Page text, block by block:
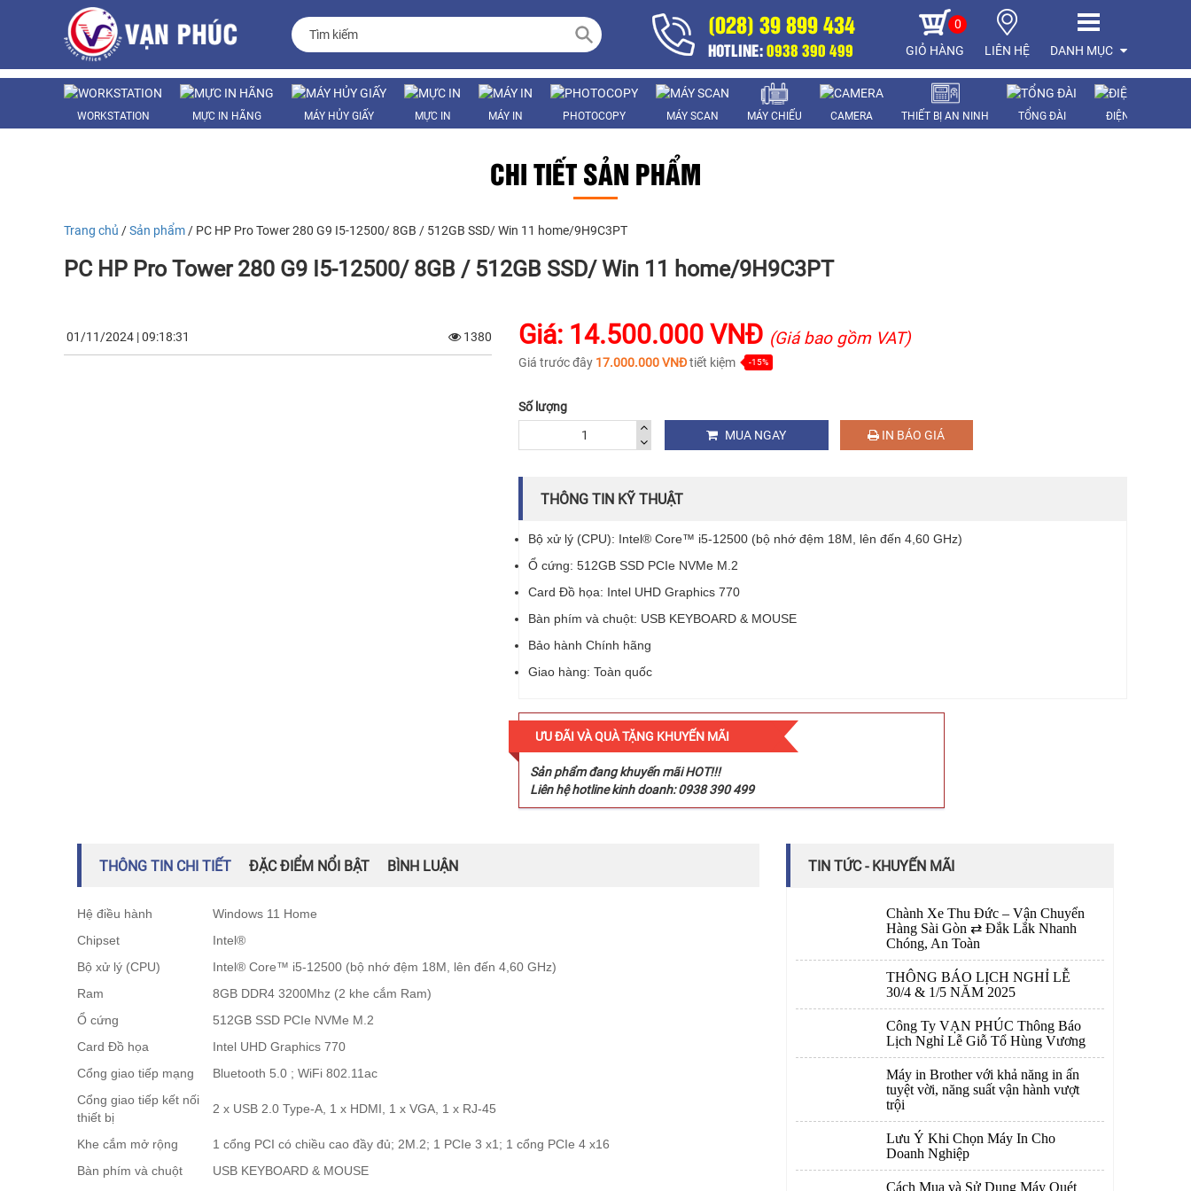
(028) 39 899 434
HOTLINE:0938 390 499
0
GIỎ HÀNG
LIÊN HỆ DANH MỤC
WORKSTATION MỰC IN HÃNG MÁY HỦY GIẤY MỰC IN MÁY IN PHOTOCOPY MÁY SCAN MÁY CHIẾU CAMERA THIẾT BỊ AN NINH TỔNG ĐÀI ĐIỆN THOẠI
CHI TIẾT SẢN PHẨM
Trang chủ /Sản phẩm / PC HP Pro Tower 280 G9 I5-12500/ 8GB / 512GB SSD/ Win 11 home/9H9C3PT
PC HP Pro Tower 280 G9 I5-12500/ 8GB / 512GB SSD/ Win 11 home/9H9C3PT
01/11/2024 | 09:18:31 1380 Giá: 14.500.000 VNĐ (Giá bao gồm VAT)
Giá trước đây 17.000.000 VNĐtiết kiệm -15%
Số lượng
MUA NGAY
IN BÁO GIÁ
THÔNG TIN KỸ THUẬT
Bộ xử lý (CPU): Intel® Core™ i5-12500 (bộ nhớ đệm 18M, lên đến 4,60 GHz)
Ổ cứng: 512GB SSD PCIe NVMe M.2
Card Đồ họa: Intel UHD Graphics 770
Bàn phím và chuột: USB KEYBOARD & MOUSE
Bảo hành Chính hãng
Giao hàng: Toàn quốc
ƯU ĐÃI VÀ QUÀ TẶNG KHUYẾN MÃI
Sản phẩm đang khuyến mãi HOT!!!
Liên hệ hotline kinh doanh: 0938 390 499
THÔNG TIN CHI TIẾT ĐẶC ĐIỂM NỔI BẬT BÌNH LUẬN
Hệ điều hành
Windows 11 Home
Chipset
Intel®
Bộ xử lý (CPU)
Intel® Core™ i5-12500 (bộ nhớ đệm 18M, lên đến 4,60 GHz)
Ram
8GB DDR4 3200Mhz (2 khe cắm Ram)
Ổ cứng
512GB SSD PCIe NVMe M.2
Card Đồ họa
Intel UHD Graphics 770
Cổng giao tiếp mạng
Bluetooth 5.0 ; WiFi 802.11ac
Cổng giao tiếp kết nối
thiết bị
2 x USB 2.0 Type-A, 1 x HDMI, 1 x VGA, 1 x RJ-45
Khe cắm mở rộng
1 cổng PCI có chiều cao đầy đủ; 2M.2; 1 PCIe 3 x1; 1 cổng PCIe 4 x16
Bàn phím và chuột
USB KEYBOARD & MOUSE
TIN TỨC - KHUYẾN MÃI
Chành Xe Thu Đức – Vận Chuyển
Hàng Sài Gòn ⇄ Đắk Lắk Nhanh
Chóng, An Toàn
THÔNG BÁO LỊCH NGHỈ LỄ
30/4 & 1/5 NĂM 2025
Công Ty VẠN PHÚC Thông Báo
Lịch Nghỉ Lễ Giỗ Tổ Hùng Vương
Máy in Brother với khả năng in ấn
tuyệt vời, năng suất vận hành vượt
trội
Lưu Ý Khi Chọn Máy In Cho
Doanh Nghiệp
Cách Mua và Sử Dụng Máy Quét